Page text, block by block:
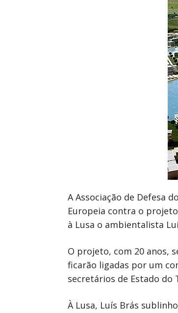
A Associação de Defesa
Europeia contra o
à Lusa o ambientalista
O projeto, com 20 anos,
ficarão ligadas por um
secretários de Estado do
À Lusa, Luís Brás